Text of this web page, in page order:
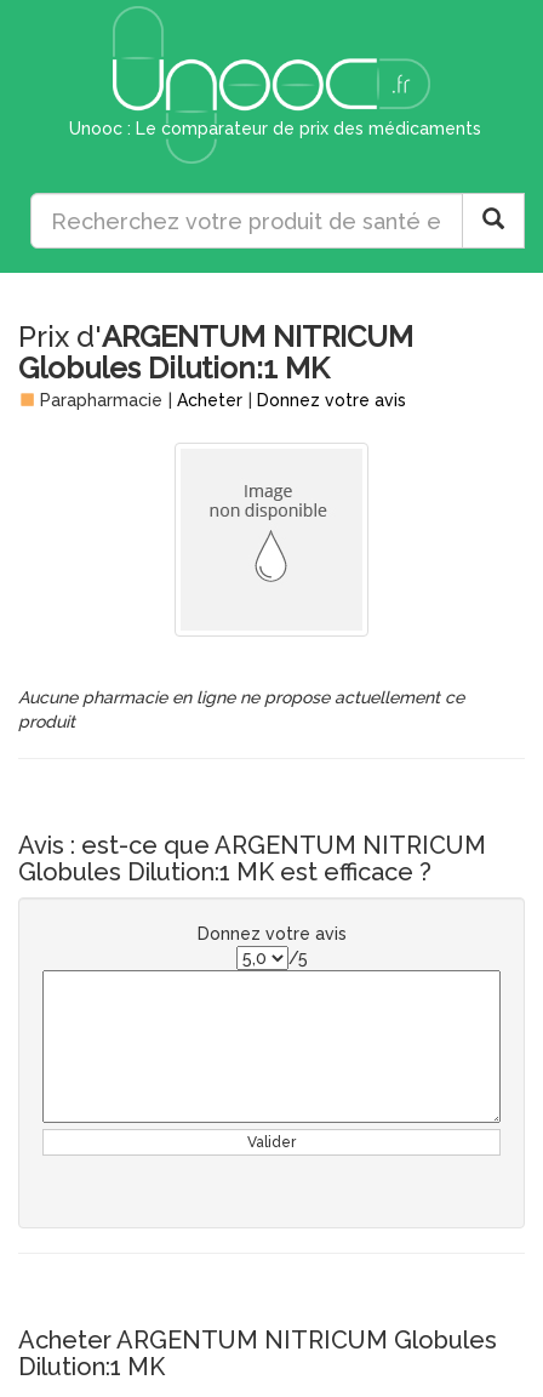
Unooc : Le comparateur de prix des médicaments
Prix d'ARGENTUM NITRICUM
Globules Dilution:1 MK
Parapharmacie Acheter Donnez votre avis
Aucune pharmacie en ligne ne propose actuellement ce
produit
Avis : est-ce que ARGENTUM NITRICUM
Globules Dilution:1 MK est efficace ?
Donnez votre avis
/5
Valider
Acheter ARGENTUM NITRICUM Globules
Dilution:1 MK